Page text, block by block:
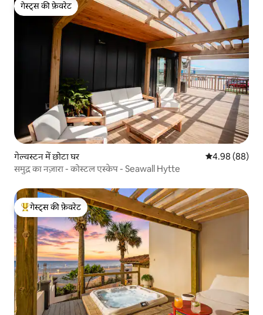
गेस्ट्स की फ़ेवरेट
गेस्ट्स की फ़ेवरेट
गेल्वस्टन में छोटा घर औसत रेटिंग 5 में
4.98 (88)
समुद्र का नज़ारा - कोस्टल एस्केप - Seawall Hytte
गेस्ट्स का टॉप फ़ेवरेट
गेस्ट्स की फ़ेवरेट